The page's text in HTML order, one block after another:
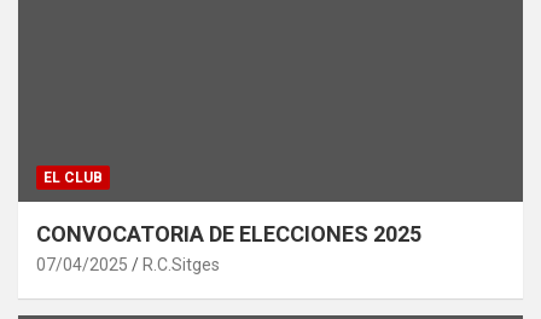
EL CLUB
CONVOCATORIA DE ELECCIONES 2025
07/04/2025 R.C.Sitges